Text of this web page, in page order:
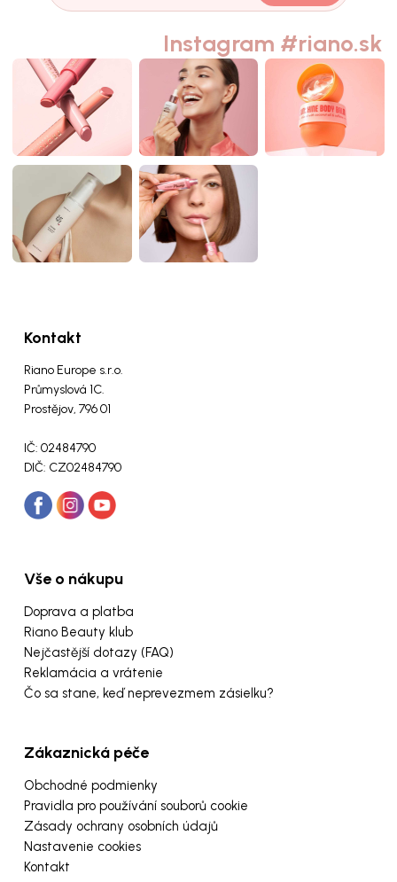
Instagram #riano.sk
Kontakt
Riano Europe s.r.o.
Průmyslová 1C.
Prostějov, 796 01
IČ: 02484790
DIČ: CZ02484790
Vše o nákupu
Doprava a platba
Riano Beauty klub
Nejčastější dotazy (FAQ)
Reklamácia a vrátenie
Čo sa stane, keď neprevezmem zásielku?
Zákaznická péče
Obchodné podmienky
Pravidla pro používání souborů cookie
Zásady ochrany osobních údajů
Nastavenie cookies
Kontakt